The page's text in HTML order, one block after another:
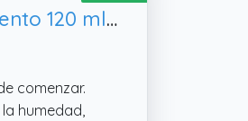
VEGLISS - Kit Alisado Brasileño en Casa con Queratina Vegetal - Champú 30 ml + Tratamiento 120 ml - Fórmula Vegana - Anti Frizz - Liso Hasta 12 Semanas - Hidrata y Controla Volumen
comenzar.
humedad,